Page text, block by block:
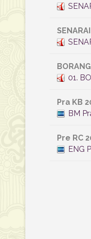
01.
Pra KB
BM
Pre RC
ENG